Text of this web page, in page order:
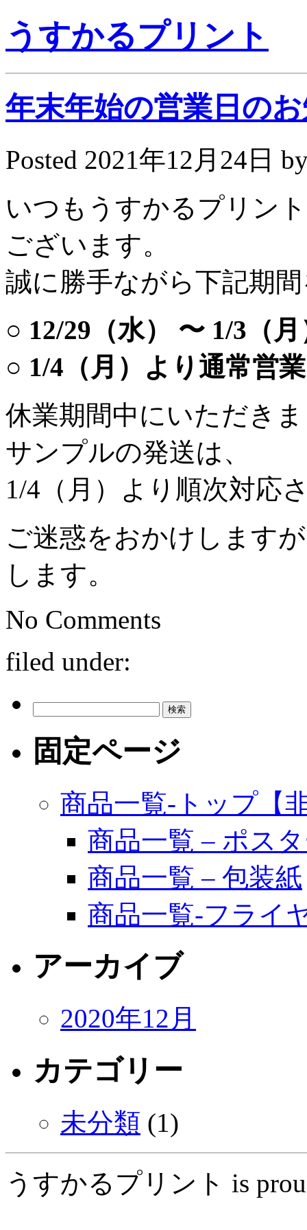
うすかるプリント
年末年始の営業日の
Posted 2021年12月24日
いつもうすかるプリン
ございます。
誠に勝手ながら下記期
○ 12/29（水） 〜 1/3（
○ 1/4（月）より通常営業
休業期間中にいただき
サンプルの発送は、
1/4（月）より順次対応
ご迷惑をおかけします
します。
No Comments
filed under:
固定ページ
商品一覧-トップ【
商品一覧 – ポス
商品一覧 – 包装紙
商品一覧-フライ
アーカイブ
2020年12月
カテゴリー
未分類 (1)
うすかるプリント is